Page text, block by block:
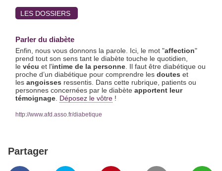
LES DOSSIERS
Parler du diabète
Enfin, nous vous donnons la parole. Ici, le mot "affection"
prend tout son sens tant le diabète touche le quotidien,
le vécu et l'intime de la personne . Il faut être diabétique ou
proche d’un diabétique pour comprendre les doutes et
les angoisses ressentis. Dans cette rubrique, patients ou
personnes concernées par le diabète apportent leur
témoignage Déposez le vôtre !
http://www.afd.asso.fr/diabetique
Partager